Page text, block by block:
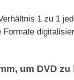
1 zu 1
um DVD zu